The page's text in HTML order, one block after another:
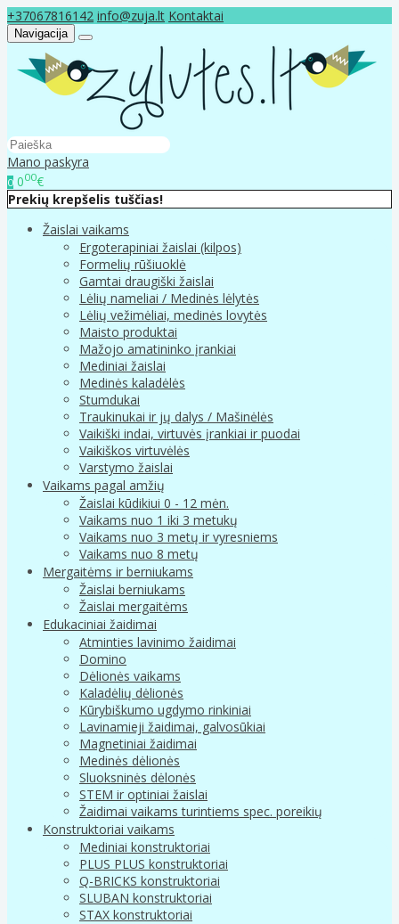
+37067816142 info@zuja.lt Kontaktai
Navigacija
Mano paskyra
0 000€
Prekių krepšelis tuščias!
Žaislai vaikams
Ergoterapiniai žaislai (kilpos)
Formelių rūšiuoklė
Gamtai draugiški žaislai
Lėlių nameliai / Medinės lėlytės
Lėlių vežimėliai, medinės lovytės
Maisto produktai
Mažojo amatininko įrankiai
Mediniai žaislai
Medinės kaladėlės
Stumdukai
Traukinukai ir jų dalys / Mašinėlės
Vaikiški indai, virtuvės įrankiai ir puodai
Vaikiškos virtuvėlės
Varstymo žaislai
Vaikams pagal amžių
Žaislai kūdikiui 0 - 12 mėn.
Vaikams nuo 1 iki 3 metukų
Vaikams nuo 3 metų ir vyresniems
Vaikams nuo 8 metų
Mergaitėms ir berniukams
Žaislai berniukams
Žaislai mergaitėms
Edukaciniai žaidimai
Atminties lavinimo žaidimai
Domino
Dėlionės vaikams
Kaladėlių dėlionės
Kūrybiškumo ugdymo rinkiniai
Lavinamieji žaidimai, galvosūkiai
Magnetiniai žaidimai
Medinės dėlionės
Sluoksninės dėlonės
STEM ir optiniai žaislai
Žaidimai vaikams turintiems spec. poreikių
Konstruktoriai vaikams
Mediniai konstruktoriai
PLUS PLUS konstruktoriai
Q-BRICKS konstruktoriai
SLUBAN konstruktoriai
STAX konstruktoriai